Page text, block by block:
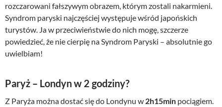
rozczarowani fałszywym obrazem, którym zostali nakarmieni.
Syndrom paryski najczęściej występuje wśród japońskich
turystów. Ja w przeciwieństwie do nich mogę, szczerze
powiedzieć, że nie cierpię na Syndrom Paryski – absolutnie go
uwielbiam!
Paryż – Londyn w 2 godziny?
Z Paryża można dostać się do Londynu w 2h15min pociągiem.